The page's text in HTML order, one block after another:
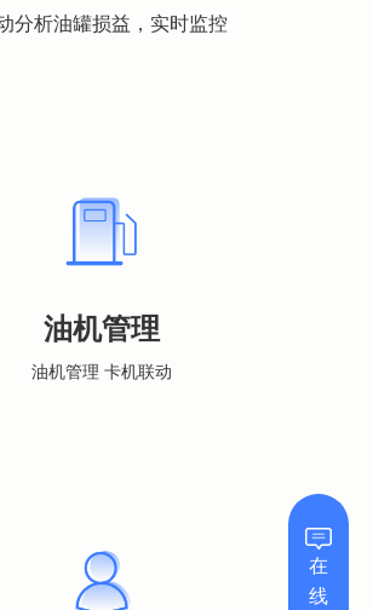
分析油罐损益，实时监控
油机管理
油机管理 卡机联动
在
线